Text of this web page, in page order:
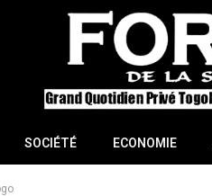
SOCIÉTÉ ECONOMIE